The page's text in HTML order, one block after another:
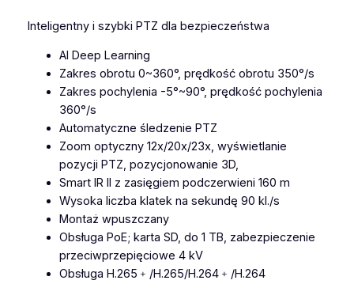
iInteligentny i szybki PTZ dla bezpieczeństwa
AI Deep Learning
Zakres obrotu 0~360°, prędkość obrotu 350°/s
Zakres pochylenia -5°~90°, prędkość pochylenia
360°/s
Automatyczne śledzenie PTZ
Zoom optyczny 12x/20x/23x, wyświetlanie
pozycji PTZ, pozycjonowanie 3D,
Smart IR II z zasięgiem podczerwieni 160 m
Wysoka liczba klatek na sekundę 90 kl./s
Montaż wpuszczany
Obsługa PoE; karta SD, do 1 TB, zabezpieczenie
przeciwprzepięciowe 4 kV
Obsługa H.265﹢/H.265/H.264﹢/H.264